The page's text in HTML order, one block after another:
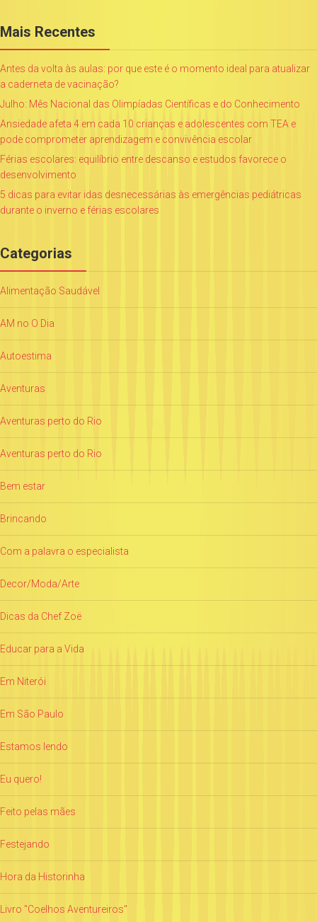
Mais Recentes
Antes da volta às aulas: por que este é o momento ideal para atualizar
a caderneta de vacinação?
Julho: Mês Nacional das Olimpíadas Científicas e do Conhecimento
Ansiedade afeta 4 em cada 10 crianças e adolescentes com TEA e
pode comprometer aprendizagem e convivência escolar
Férias escolares: equilíbrio entre descanso e estudos favorece o
desenvolvimento
5 dicas para evitar idas desnecessárias às emergências pediátricas
durante o inverno e férias escolares
Categorias
Alimentação Saudável
AM no O Dia
Autoestima
Aventuras
Aventuras perto do Rio
Aventuras perto do Rio
Bem estar
Brincando
Com a palavra o especialista
Decor/Moda/Arte
Dicas da Chef Zoë
Educar para a Vida
Em Niterói
Em São Paulo
Estamos lendo
Eu quero!
Feito pelas mães
Festejando
Hora da Historinha
Livro "Coelhos Aventureiros"